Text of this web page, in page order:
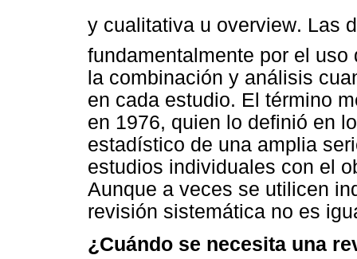
y cualitativa u overview.
fundamentalmente por el
la combinación y análisis
en cada estudio. El término
en 1976, quien lo definió en
estadístico de una amplia
estudios individuales con el
Aunque a veces se utilicen
revisión sistemática no es
¿Cuándo se necesita una